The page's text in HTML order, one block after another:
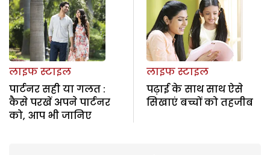
लाइफ स्टाइल
पार्टनर सही या गलत :
कैसे परखें अपने पार्टनर
को, आप भी जानिए
लाइफ स्टाइल
पढ़ाई के साथ साथ ऐसे
सिखाएं बच्चों को तहजीब